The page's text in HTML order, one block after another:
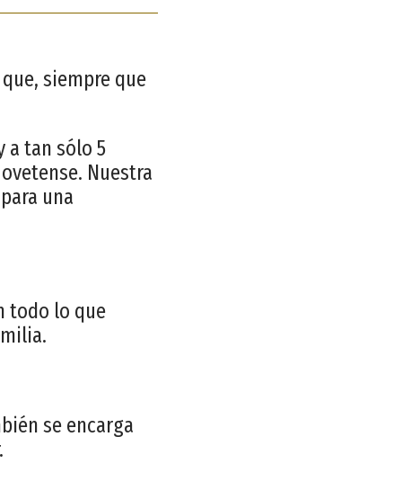
siempre que
a tan sólo 5
Nuestra
una
todo lo que
se encarga